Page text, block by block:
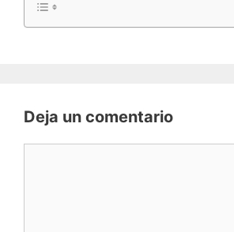
Deja un comentario